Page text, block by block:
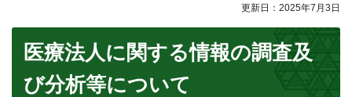
更新日：2025年7月3日
医療法人に関する情報の調査及
び分析等について